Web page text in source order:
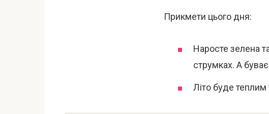
Прикмети цього дня:
Наросте зелена
струмках. А
Літо буде